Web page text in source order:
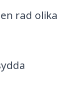
rad olika